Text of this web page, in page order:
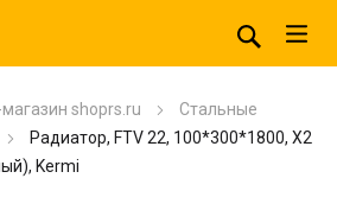
shoprs.ru
Стальные
Радиатор, FTV 22, 100*300*1800, X2
Kermi